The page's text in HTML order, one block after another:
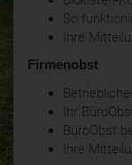
So
Ihre
Firmenobst
Ihr
BüroObst
Ihre